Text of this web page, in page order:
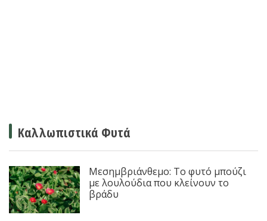
Καλλωπιστικά Φυτά
Μεσημβριάνθεμο: Το φυτό μπούζι
με λουλούδια που κλείνουν το
βράδυ